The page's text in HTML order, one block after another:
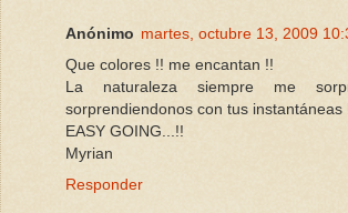
Anónimo martes, octubre 13, 2009
Que colores !! me encantan !!
La naturaleza siempre me
sorprendiendonos con tus instantáneas
EASY GOING...!!
Myrian
Responder